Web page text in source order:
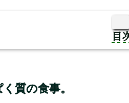
目
質の食事。